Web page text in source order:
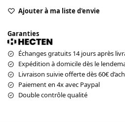
Ajouter à ma liste d'envie
Garanties
Échanges gratuits 14 jours après
Expédition à domicile dès le
Livraison suivie offerte dès 60€
Paiement en 4x avec Paypal
Double contrôle qualité